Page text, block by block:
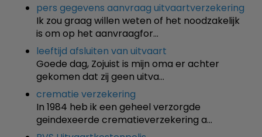
pers gegevens aanvraag uitvaartverzekering
Ik zou graag willen weten of het noodzakelijk
is om op het aanvraagfor…
leeftijd afsluiten van uitvaart
Goede dag, Zojuist is mijn oma er achter
gekomen dat zij geen uitva…
crematie verzekering
In 1984 heb ik een geheel verzorgde
geindexeerde crematieverzekering a…